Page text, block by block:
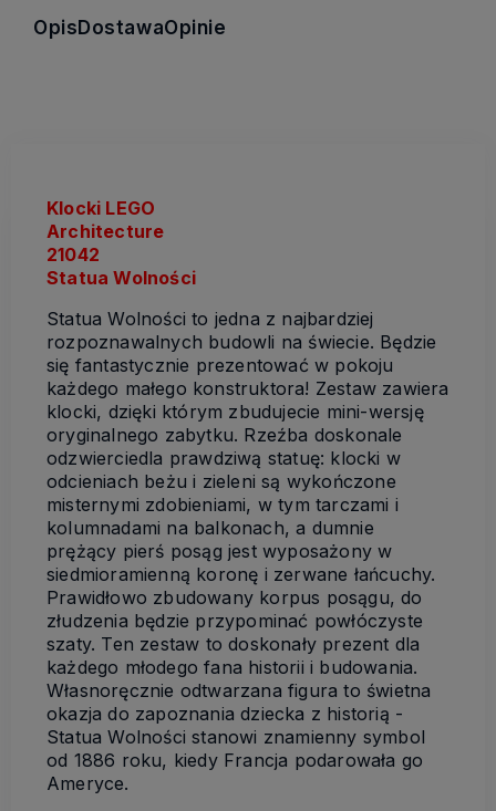
OpisDostawaOpinie
Klocki LEGO
Architecture
21042
Statua Wolności
Statua Wolności to jedna z najbardziej
rozpoznawalnych budowli na świecie. Będzie
się fantastycznie prezentować w pokoju
każdego małego konstruktora! Zestaw zawiera
klocki, dzięki którym zbudujecie mini-wersję
oryginalnego zabytku. Rzeźba doskonale
odzwierciedla prawdziwą statuę: klocki w
odcieniach beżu i zieleni są wykończone
misternymi zdobieniami, w tym tarczami i
kolumnadami na balkonach, a dumnie
prężący pierś posąg jest wyposażony w
siedmioramienną koronę i zerwane łańcuchy.
Prawidłowo zbudowany korpus posągu, do
złudzenia będzie przypominać powłóczyste
szaty. Ten zestaw to doskonały prezent dla
każdego młodego fana historii i budowania.
Własnoręcznie odtwarzana figura to świetna
okazja do zapoznania dziecka z historią -
Statua Wolności stanowi znamienny symbol
od 1886 roku, kiedy Francja podarowała go
Ameryce.